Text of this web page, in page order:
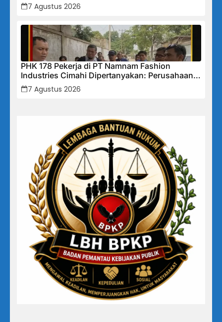
7 Agustus 2026
PHK 178 Pekerja di PT Namnam Fashion
Industries Cimahi Dipertanyakan: Perusahaan
Klaim Rugi, Laporan Keuangan Justru
Tunjukkan Penurunan Laba.
7 Agustus 2026